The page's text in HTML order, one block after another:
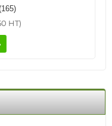
sans abonnement,
Doté d'une
MHz, il inclut une
de 85 décibels,
sur votre téléphone
HT)